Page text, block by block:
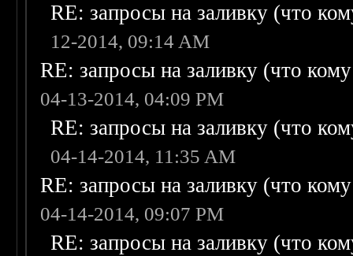
RE: запросы на заливку (что
12-2014, 09:14 AM
RE: запросы на заливку (что
04-13-2014, 04:09 PM
RE: запросы на заливку (что
04-14-2014, 11:35 AM
RE: запросы на заливку (что
04-14-2014, 09:07 PM
RE: запросы на заливку (что